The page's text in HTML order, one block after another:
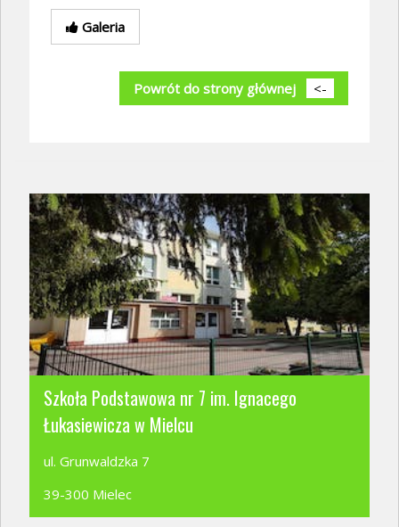
Galeria
Powrót do strony głównej <-
Szkoła Podstawowa nr 7 im. Ignacego
Łukasiewicza w Mielcu
ul. Grunwaldzka 7
39-300 Mielec